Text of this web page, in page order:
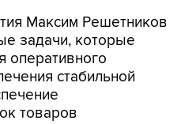
Максим Решетников
задачи, которые
оперативного
стабильной
товаров